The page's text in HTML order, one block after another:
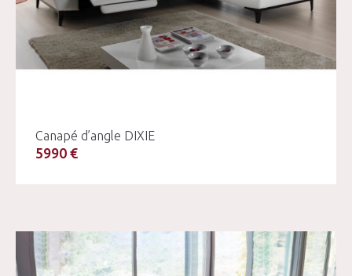
Canapé d’angle DIXIE
5990 €